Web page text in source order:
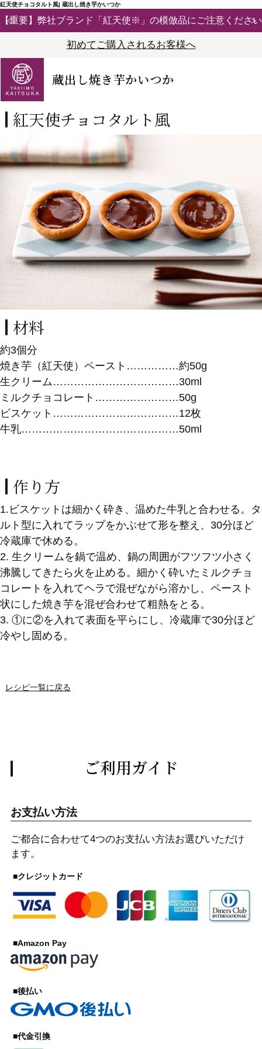
紅天使チョコタルト風| 蔵出し焼き芋かいつか
【重要】弊社ブランド「紅天使※」の模倣品にご注意ください
初めてご購入されるお客様へ
蔵出し焼き芋かいつか
紅天使チョコタルト風
材料
約3個分
焼き芋（紅天使）ペースト……………約50g
生クリーム………………………………30ml
ミルクチョコレート……………………50g
ビスケット………………………………12枚
牛乳………………………………………50ml
作り方
1.ビスケットは細かく砕き、温めた牛乳と合わせる。タ
ルト型に入れてラップをかぶせて形を整え、30分ほど
冷蔵庫で休める。
2. 生クリームを鍋で温め、鍋の周囲がフツフツ小さく
沸騰してきたら火を止める。細かく砕いたミルクチョ
コレートを入れてヘラで混ぜながら溶かし、ペースト
状にした焼き芋を混ぜ合わせて粗熱をとる。
3. ①に②を入れて表面を平らにし、冷蔵庫で30分ほど
冷やし固める。
レシピ一覧に戻る
ご利用ガイド
お支払い方法
ご都合に合わせて4つのお支払い方法お選びいただけ
ます。
■クレジットカード
■Amazon Pay
■後払い
■代金引換